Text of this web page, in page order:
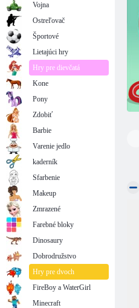
Vojna
Ostreľovač
Športové
Lietajúci hry
Hry pre dievčatá
Kone
Pony
Zdobiť
Barbie
Varenie jedlo
kaderník
Sfarbenie
Makeup
Zmrazené
Farebné bloky
Dinosaury
Dobrodružstvo
Hry pre dvoch
FireBoy a WaterGirl
Minecraft